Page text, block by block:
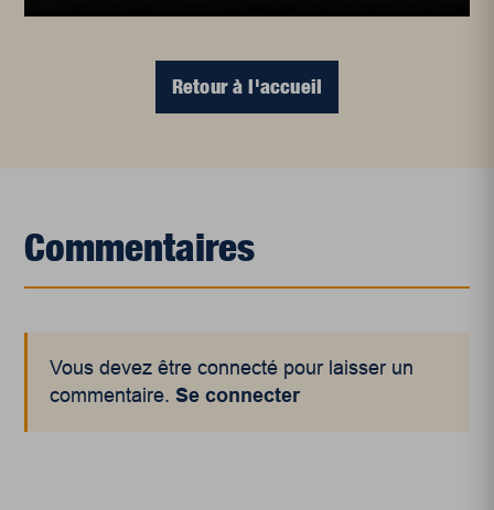
Retour à l'accueil
Commentaires
Vous devez être connecté pour laisser un
commentaire.Se connecter